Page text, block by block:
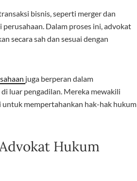
bisnis, seperti merger dan
Dalam proses ini, advokat
secara sah dan sesuai dengan
juga berperan dalam
luar pengadilan. Mereka mewakili
untuk mempertahankan hak-hak hukum
Hukum